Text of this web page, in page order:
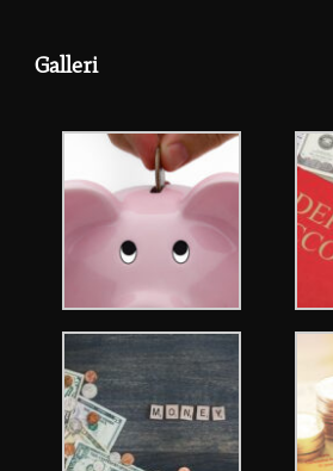
Galleri